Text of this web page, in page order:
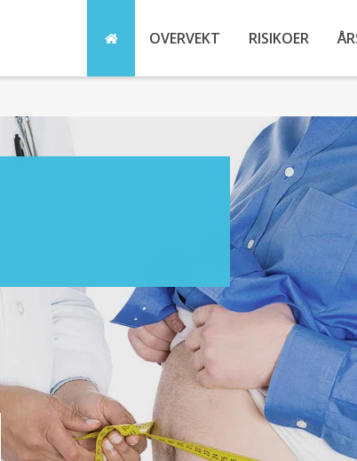
OVERVEKT RISIKOER